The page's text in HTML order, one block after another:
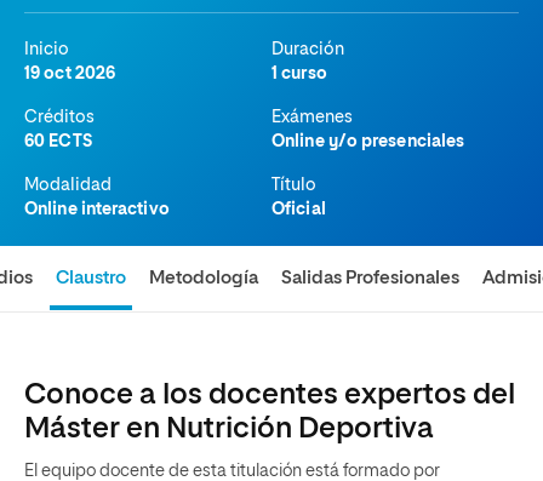
Inicio
19 oct 2026
Duración
1 curso
Créditos
60 ECTS
Exámenes
Online y/o presenciales
Modalidad
Online interactivo
Título
Oficial
Claustro Metodología Salidas Profesionales
Conoce a los docentes expertos del
Máster en Nutrición Deportiva
El equipo docente de esta titulación está formado por